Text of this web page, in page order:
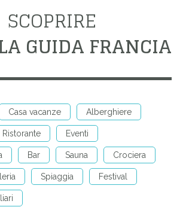
SCOPRIRE
GUIDA FRANCIA
Casa vacanze Alberghiere
Ristorante Eventi
Bar Sauna Crociera
Spiaggia Festival